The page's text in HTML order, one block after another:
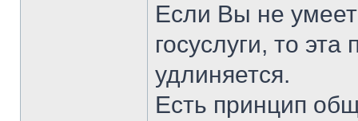
Если Вы не
госуслуги, то
удлиняется.
Есть принцип